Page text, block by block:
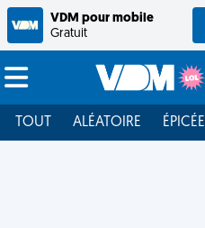
VDM pour mobile
Gratuit
TOUT ALÉATOIRE ÉPICÉE